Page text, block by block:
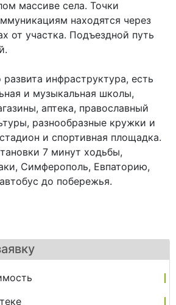
массиве села. Точки
находятся через
от участка. Подъездной путь
инфраструктура, есть
и музыкальная школы,
аптека, православный
разнообразные кружки и
и спортивная площадка.
7 минут ходьбы,
Симферополь, Евпаторию,
до побережья.